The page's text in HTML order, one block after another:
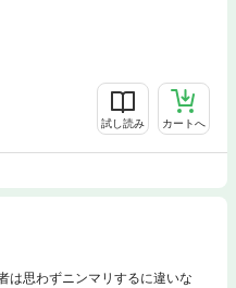
試し読み カートへ
は思わずニンマリするに違いな